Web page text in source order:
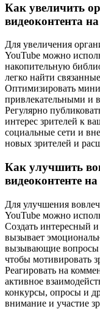
Как увеличить
видеоконтента
Для увеличения
YouTube можно
накопительную
легко найти
Оптимизировать
привлекательными и
Регулярно
интерес зрителей к
социальные сети и
новых зрителей и
Как улучшить
видеоконтенте
Для улучшения
YouTube можно
Создать интересный
вызывает
вызывающие вопросы
чтобы мотивировать
Реагировать на
активное
конкурсы, опросы и
внимание и участие